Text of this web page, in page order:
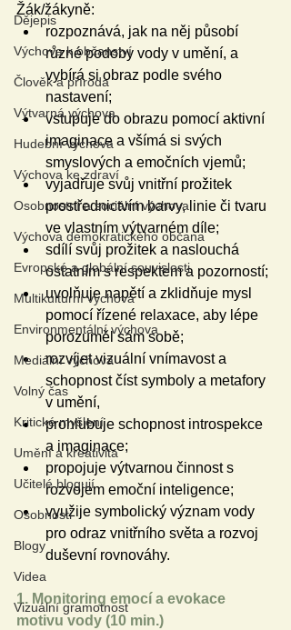
Dějepis
Výchova k občanství
Člověk a příroda
Výtvarná výchova
Hudební výchova
Výchova ke zdraví
Osobnostní a sociální výchova
Výchova demokratického občana
Evropské a globální souvislosti
Multikulturní výchova
Environmentální výchova
Mediální výchova
Volný čas
Kritické myšlení
Umění a kreativita
Učitelé blogují
Osobnosti
Blogy
Videa
Vizuální gramotnost
Žák/žákyně:
rozpoznává, jak na něj působí
různé podoby vody v umění, a
vybírá si obraz podle svého
nastavení;
vstupuje do obrazu pomocí aktivní
imaginace a všímá si svých
smyslových a emočních vjemů;
vyjadřuje svůj vnitřní prožitek
prostřednictvím barvy, linie či tvaru
ve vlastním výtvarném díle;
sdílí svůj prožitek a naslouchá
ostatním s respektem a pozorností;
uvolňuje napětí a zklidňuje mysl
pomocí řízené relaxace, aby lépe
porozuměl sám sobě;
rozvíjet vizuální vnímavost a
schopnost číst symboly a metafory
v umění,
prohlubuje schopnost introspekce
a imaginace;
propojuje výtvarnou činnost s
rozvojem emoční inteligence;
využije symbolický význam vody
pro odraz vnitřního světa a rozvoj
duševní rovnováhy.
1. Monitoring emocí a evokace
motivu vody (10 min.)